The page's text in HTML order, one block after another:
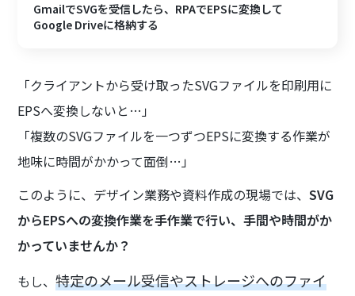
GmailでSVGを受信したら、RPAでEPSに変換して
Google Driveに格納する
「クライアントから受け取ったSVGファイルを印刷用に
EPSへ変換しないと…」
「複数のSVGファイルを一つずつEPSに変換する作業が
地味に時間がかかって面倒…」
このように、デザイン業務や資料作成の現場では、SVG
からEPSへの変換作業を手作業で行い、手間や時間がか
かっていませんか？
もし、特定のメール受信やストレージへのファイ